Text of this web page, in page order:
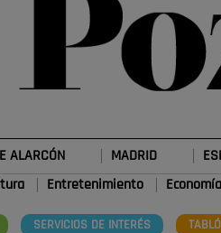
ALARCÓN MADRID
Entretenimiento Economía
SERVICIOS DE INTERÉS